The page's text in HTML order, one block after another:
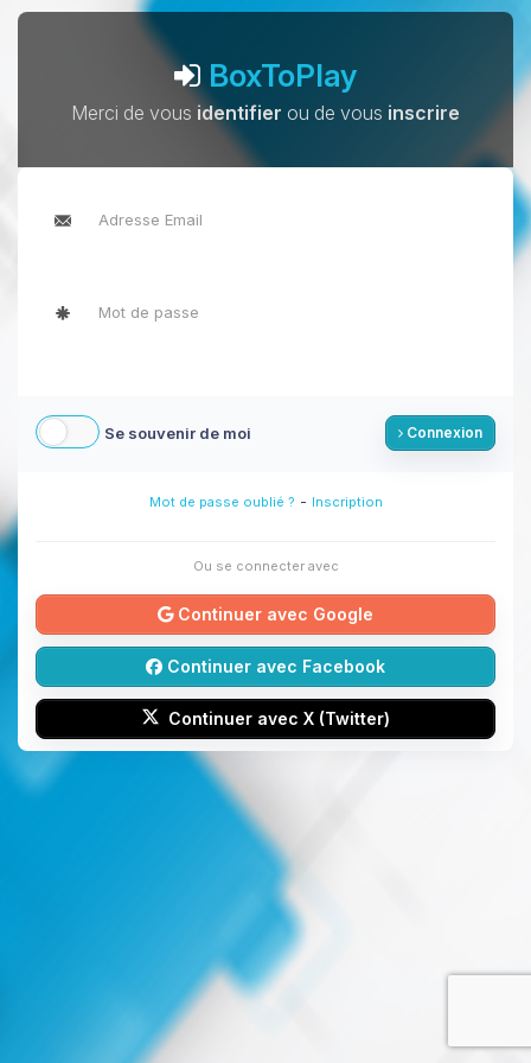
BoxToPlay
Merci de vous identifier ou de vous inscrire
Se souvenir de moi Connexion
Mot de passe oublié ? - Inscription
Ou se connecter avec
Continuer avec Google
Continuer avec Facebook
Continuer avec X (Twitter)